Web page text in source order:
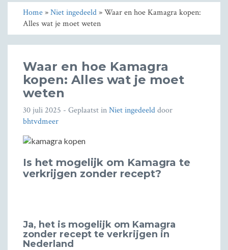
Home»Niet ingedeeld» Waar en hoe Kamagra kopen:
Alles wat je moet weten
Waar en hoe Kamagra
kopen: Alles wat je moet
weten
30 juli 2025 - Geplaatst inNiet ingedeelddoor
bhtvdmeer
Is het mogelijk om Kamagra te
verkrijgen zonder recept?
Ja, het is mogelijk om Kamagra
zonder recept te verkrijgen in
Nederland